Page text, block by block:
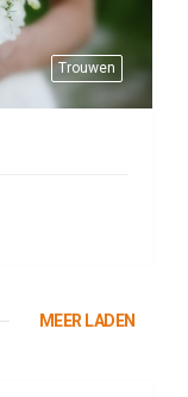
Trouwen
MEER LADEN